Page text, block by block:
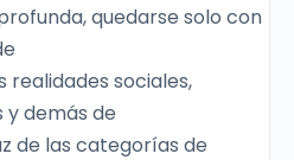
quedarse solo con
realidades sociales,
demás de
de las categorías de